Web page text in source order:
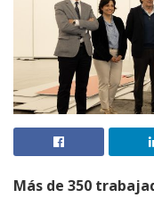
Más de 350